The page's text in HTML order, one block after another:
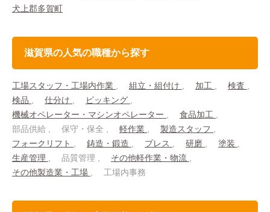
犬上郡多賀町
滋賀県の人気の職種から探す
工場スタッフ・工場内作業 組立・組付け 加工
検査
検品
仕分け
ピッキング
機械オペレーター・マシンオペレーター
食品加工
部品供給
保守・保全 軽作業
製造スタッフ
フォークリフト
鋳造・鍛造 プレス 研磨
塗装
生産管理
品質管理
その他軽作業・物流
その他製造業・工場
工場内事務